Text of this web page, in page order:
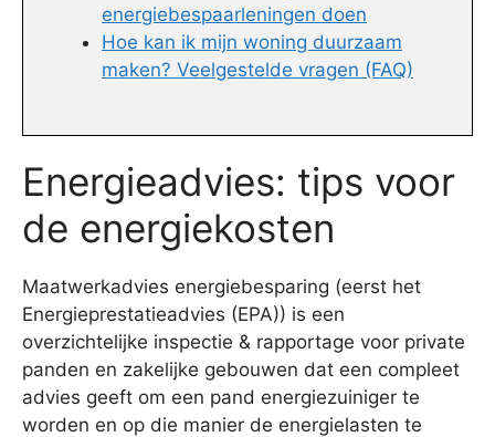
energiebespaarleningen doen
Hoe kan ik mijn woning duurzaam
maken? Veelgestelde vragen (FAQ)
Energieadvies: tips voor
de energiekosten
Maatwerkadvies energiebesparing (eerst het
Energieprestatieadvies (EPA)) is een
overzichtelijke inspectie & rapportage voor private
panden en zakelijke gebouwen dat een compleet
advies geeft om een pand energiezuiniger te
worden en op die manier de energielasten te